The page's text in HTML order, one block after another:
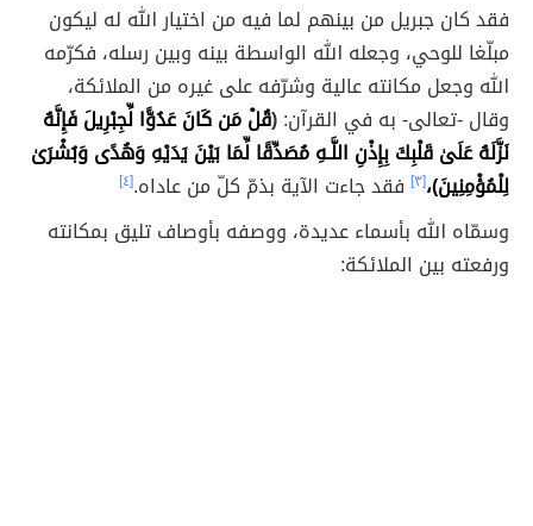
فقد كان جبريل من بينهم لما فيه من اختيار الله له ليكون
مبلّغا للوحي، وجعله الله الواسطة بينه وبين رسله، فكرّمه
الله وجعل مكانته عالية وشرّفه على غيره من الملائكة،
وقال -تعالى- به في القرآن:(قُلْ مَن كَانَ عَدُوًّا لِّجِبْرِيلَ فَإِنَّهُ
نَزَّلَهُ عَلَىٰ قَلْبِكَ بِإِذْنِ اللَّـهِ مُصَدِّقًا لِّمَا بَيْنَ يَدَيْهِ وَهُدًى وَبُشْرَىٰ
لِلْمُؤْمِنِينَ)،[٣] فقد جاءت الآية بذمّ كلّ من عاداه.[٤]
وسمّاه الله بأسماء عديدة، ووصفه بأوصاف تليق بمكانته
ورفعته بين الملائكة: